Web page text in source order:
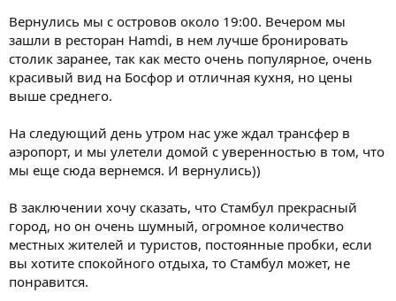
Вернулись мы с островов около 19:00. Вечером мы
зашли в ресторан Hamdi, в нем лучше бронировать
столик заранее, так как место очень популярное, очень
красивый вид на Босфор и отличная кухня, но цены
выше среднего.
На следующий день утром нас уже ждал трансфер в
аэропорт, и мы улетели домой с уверенностью в том, что
мы еще сюда вернемся. И вернулись))
В заключении хочу сказать, что Стамбул прекрасный
город, но он очень шумный, огромное количество
местных жителей и туристов, постоянные пробки, если
вы хотите спокойного отдыха, то Стамбул может, не
понравится.